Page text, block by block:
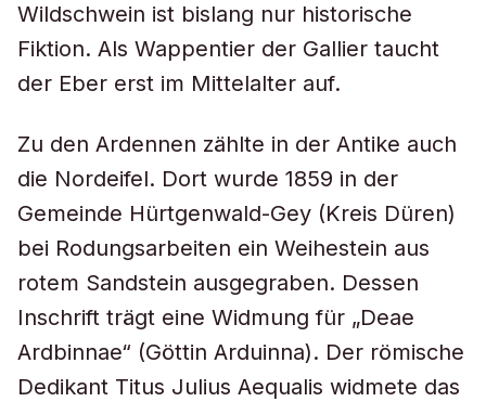
Wildschwein ist bislang nur historische
Fiktion. Als Wappentier der Gallier taucht
der Eber erst im Mittelalter auf.
Zu den Ardennen zählte in der Antike auch
die Nordeifel. Dort wurde 1859 in der
Gemeinde Hürtgenwald-Gey (Kreis Düren)
bei Rodungsarbeiten ein Weihestein aus
rotem Sandstein ausgegraben. Dessen
Inschrift trägt eine Widmung für „Deae
Ardbinnae“ (Göttin Arduinna). Der römische
Dedikant Titus Julius Aequalis widmete das